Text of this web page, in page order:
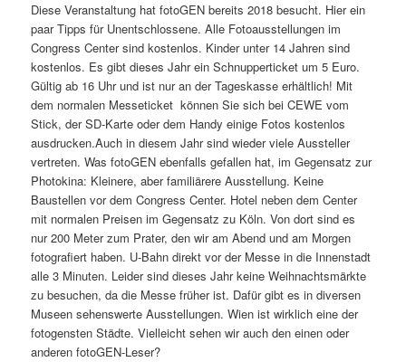
Diese Veranstaltung hat fotoGEN bereits 2018 besucht. Hier ein
paar Tipps für Unentschlossene. Alle Fotoausstellungen im
Congress Center sind kostenlos. Kinder unter 14 Jahren sind
kostenlos. Es gibt dieses Jahr ein Schnupperticket um 5 Euro.
Gültig ab 16 Uhr und ist nur an der Tageskasse erhältlich! Mit
dem normalen Messeticket können Sie sich bei CEWE vom
Stick, der SD-Karte oder dem Handy einige Fotos kostenlos
ausdrucken.Auch in diesem Jahr sind wieder viele Aussteller
vertreten. Was fotoGEN ebenfalls gefallen hat, im Gegensatz zur
Photokina: Kleinere, aber familiärere Ausstellung. Keine
Baustellen vor dem Congress Center. Hotel neben dem Center
mit normalen Preisen im Gegensatz zu Köln. Von dort sind es
nur 200 Meter zum Prater, den wir am Abend und am Morgen
fotografiert haben. U-Bahn direkt vor der Messe in die Innenstadt
alle 3 Minuten. Leider sind dieses Jahr keine Weihnachtsmärkte
zu besuchen, da die Messe früher ist. Dafür gibt es in diversen
Museen sehenswerte Ausstellungen. Wien ist wirklich eine der
fotogensten Städte. Vielleicht sehen wir auch den einen oder
anderen fotoGEN-Leser?